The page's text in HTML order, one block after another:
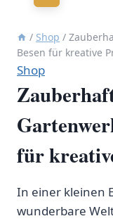
/ Shop /
Besen für kreative
Shop
für
In einer kleinen⁣
wunderbare